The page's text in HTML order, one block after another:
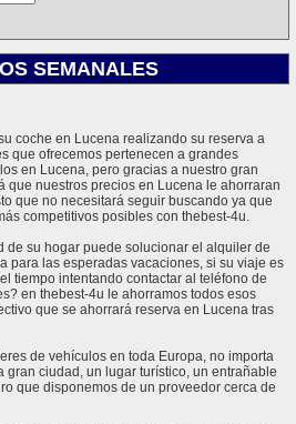
SEMANALES
coche en Lucena realizando su reserva a
que ofrecemos pertenecen a grandes
en Lucena, pero gracias a nuestro gran
que nuestros precios en Lucena le ahorraran
que no necesitará seguir buscando ya que
competitivos posibles con thebest-4u.
de su hogar puede solucionar el alquiler de
para las esperadas vacaciones, si su viaje es
tiempo intentando contactar al teléfono de
en thebest-4u le ahorramos todos esos
que se ahorrará reserva en Lucena tras
de vehículos en toda Europa, no importa
gran ciudad, un lugar turístico, un entrañable
que disponemos de un proveedor cerca de